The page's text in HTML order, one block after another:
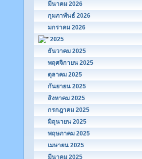
มีนาคม 2026
กุมภาพันธ์ 2026
มกราคม 2026
2025
ธันวาคม 2025
พฤศจิกายน 2025
ตุลาคม 2025
กันยายน 2025
สิงหาคม 2025
กรกฎาคม 2025
มิถุนายน 2025
พฤษภาคม 2025
เมษายน 2025
มีนาคม 2025